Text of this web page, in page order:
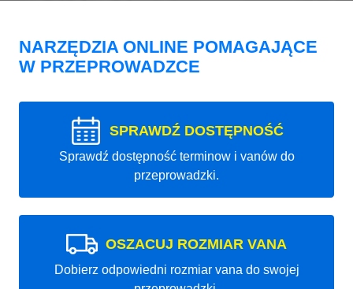
NARZĘDZIA ONLINE POMAGAJĄCE
W PRZEPROWADZCE
SPRAWDŹ DOSTĘPNOŚĆ
Sprawdź dostępność terminow i vanów do
przeprowadzki.
OSZACUJ ROZMIAR VANA
Dobierz odpowiedni rozmiar vana do swojej